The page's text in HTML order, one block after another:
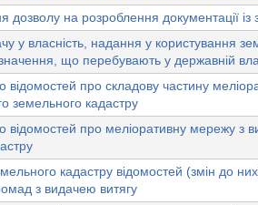
на розроблення документації із
у власність, надання у користування
що перебувають у державній
відомостей про складову частину
земельного кадастру
відомостей про меліоративну мережу з
кадастру відомостей (змін до
з видачею витягу